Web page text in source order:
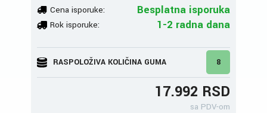
Cena isporuke: Besplatna isporuka
Rok isporuke: 1-2 radna dana
RASPOLOŽIVA KOLIČINA GUMA 8
17.992 RSD
sa PDV-om